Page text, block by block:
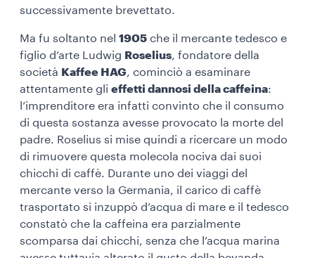
successivamente brevettato.
Ma fu soltanto nel 1905 che il mercante tedesco e
figlio d’arte Ludwig Roselius, fondatore della
società Kaffee HAG, cominciò a esaminare
attentamente gli effetti dannosi della caffeina:
l’imprenditore era infatti convinto che il consumo
di questa sostanza avesse provocato la morte del
padre. Roselius si mise quindi a ricercare un modo
di rimuovere questa molecola nociva dai suoi
chicchi di caffè. Durante uno dei viaggi del
mercante verso la Germania, il carico di caffè
trasportato si inzuppò d’acqua di mare e il tedesco
constatò che la caffeina era parzialmente
scomparsa dai chicchi, senza che l’acqua marina